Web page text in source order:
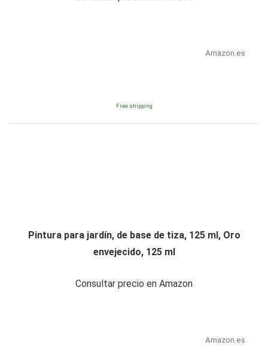
Amazon.es
Free shipping
Pintura para jardín, de base de tiza, 125 ml, Oro
envejecido, 125 ml
Consultar precio en Amazon
Amazon.es